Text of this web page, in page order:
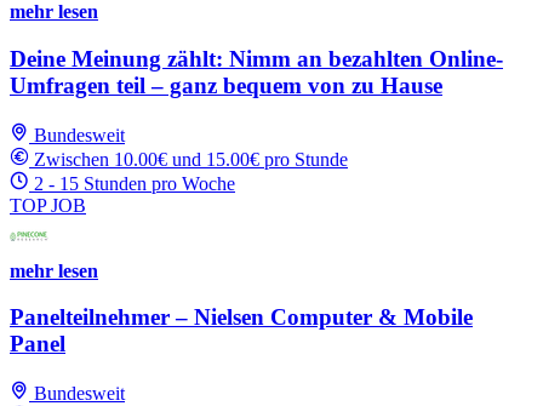
mehr lesen
Deine Meinung zählt: Nimm an bezahlten Online-
Umfragen teil – ganz bequem von zu Hause
Bundesweit
Zwischen 10.00€ und 15.00€ pro Stunde
2 - 15 Stunden pro Woche
TOP JOB
mehr lesen
Panelteilnehmer – Nielsen Computer & Mobile
Panel
Bundesweit